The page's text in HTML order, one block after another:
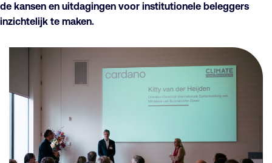
de kansen en uitdagingen voor institutionele beleggers
inzichtelijk te maken.